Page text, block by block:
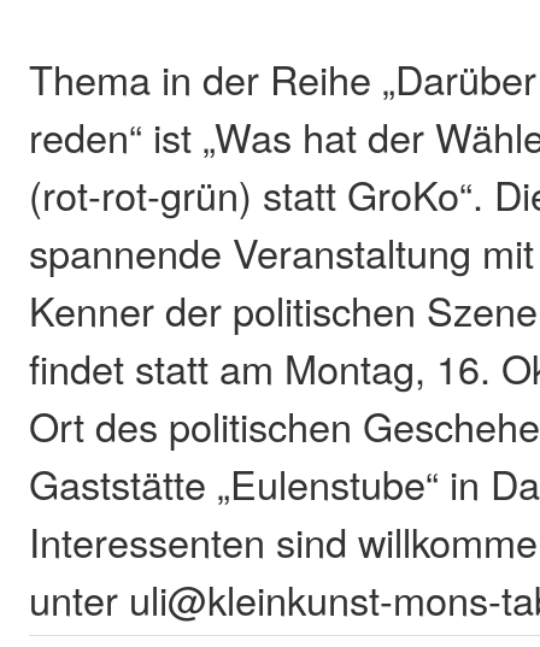
Thema in der Reihe
reden“ ist „Was hat der
(rot-rot-grün) statt GroKo“.
spannende Veranstaltung
Kenner der politischen
findet statt am Montag, 16.
Ort des politischen
Gaststätte „Eulenstube“ in
Interessenten sind
unter uli@kleinkunst-mons-